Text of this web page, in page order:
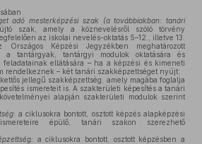
adó mesterképzési szak (a továbbiakban: tanári
szak, amely a köznevelésről szóló törvény
az iskolai nevelés-oktatás 5–12., illetve 13.
Képzési Jegyzékben meghatározott
a tantárgyak, tantárgyi modulok oktatására és
feladatainak ellátására – ha a képzési és kimeneti
rendelkeznek – két tanári szakképzettséget nyújt;
kettős jellegű szakképzettség, amely magába foglalja
ismereteit is. A szakterületi képesítés a tanári
alapján szakterületi modulok szerint
a ciklusokra bontott, osztott képzés alapképzési
épülő, tanári szakon szerezhető
a ciklusokra bontott, osztott képzésben a